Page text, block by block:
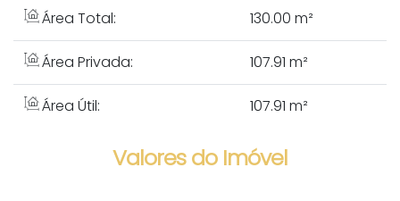
Área Total: 130.00 m²
Área Privada: 107.91 m²
Área Útil: 107.91 m²
Valores do Imóvel